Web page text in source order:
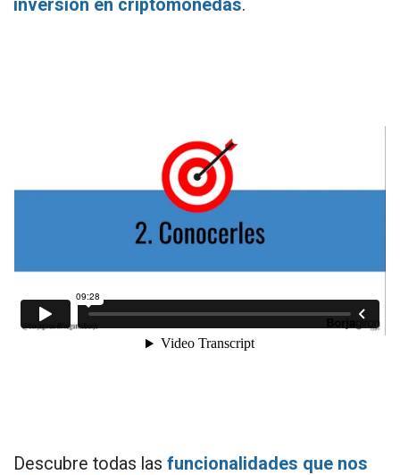
inversión en criptomonedas.
Descubre todas las funcionalidades que nos